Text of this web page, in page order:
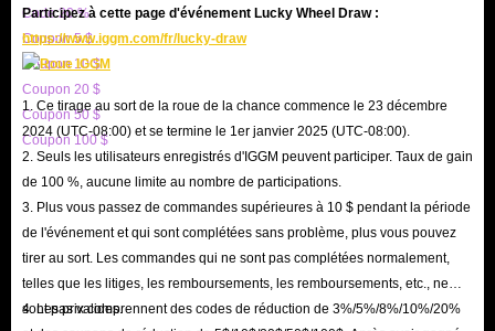
Code 20 %
Coupon 5 $
Coupon 10 $
Coupon 20 $
Coupon 50 $
Coupon 100 $
Participez à cette page d'événement Lucky Wheel Draw :
https://www.iggm.com/fr/lucky-draw
1. Ce tirage au sort de la roue de la chance commence le 23 décembre
2024 (UTC-08:00) et se termine le 1er janvier 2025 (UTC-08:00).
2. Seuls les utilisateurs enregistrés d'IGGM peuvent participer. Taux de gain
de 100 %, aucune limite au nombre de participations.
3. Plus vous passez de commandes supérieures à 10 $ pendant la période
de l'événement et qui sont complétées sans problème, plus vous pouvez
tirer au sort. Les commandes qui ne sont pas complétées normalement,
telles que les litiges, les remboursements, les remboursements, etc., ne
sont pas valides.
4. Les prix comprennent des codes de réduction de 3%/5%/8%/10%/20%